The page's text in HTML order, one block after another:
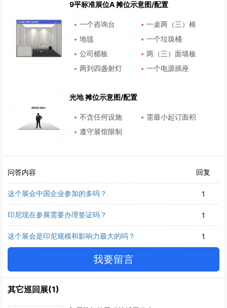
9平标准展位A 摊位示意图/配置
一个咨询台
一桌两（三）椅
地毯
一个垃圾桶
公司楣板
两（三）面墙板
两到四盏射灯
一个电源插座
光地 摊位示意图/配置
不含任何设施
需最小起订面积
遵守展馆限制
问答内容 回复
这个展会中国企业参加的多吗？ 1
印尼现在参展需要办理签证吗？ 1
这个展会是印尼规模和影响力最大的吗？ 1
我要留言
其它巡回展(1)